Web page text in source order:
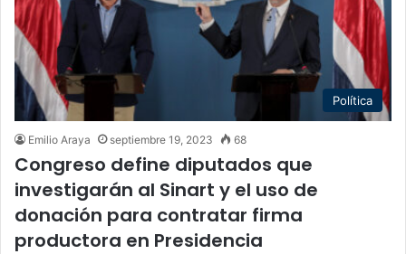
Política
Emilio Araya septiembre 19, 2023 68
Congreso define diputados que
investigarán al Sinart y el uso de
donación para contratar firma
productora en Presidencia